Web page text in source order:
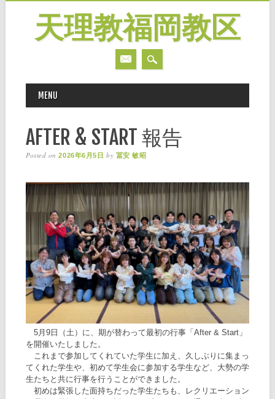
天理教福岡教区
MAIN MENU
MENU
AFTER & START 報告
Posted on2026年6月5日 by 冨安 敏昭
5月9日（土）に、期が替わって最初の行事「After & Start」
を開催いたしました。
これまで参加してくれていた学生に加え、久しぶりに集まっ
てくれた学生や、初めて学生会に参加する学生など、大勢の学
生たちと共に行事を行うことができました。
初めは緊張した面持ちだった学生たちも、レクリエーション